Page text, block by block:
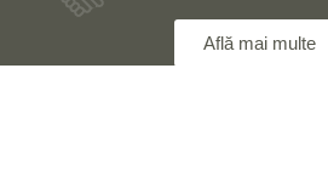
Află mai multe